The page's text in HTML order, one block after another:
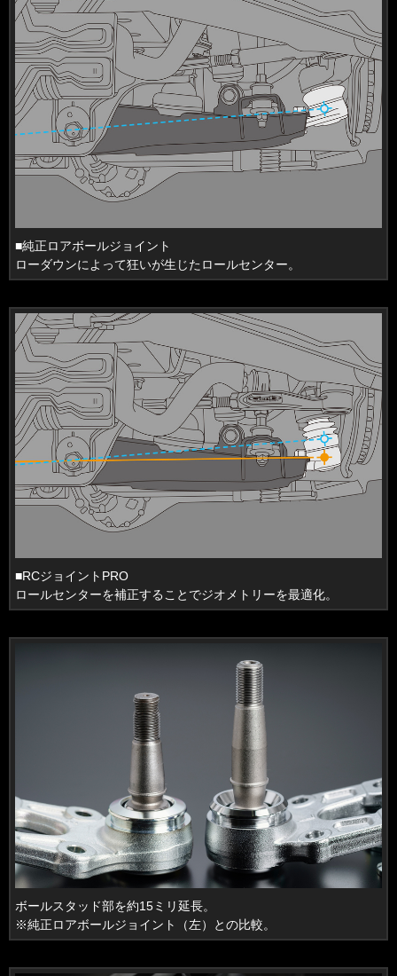
■純正ロアボールジョイント
ローダウンによって狂いが生じたロールセンター。
■RCジョイントPRO
ロールセンターを補正することでジオメトリーを最適化。
ボールスタッド部を約15ミリ延長。
※純正ロアボールジョイント（左）との比較。